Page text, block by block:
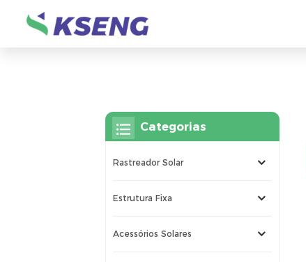
Categorias
Rastreador Solar
Estrutura Fixa
Acessórios Solares